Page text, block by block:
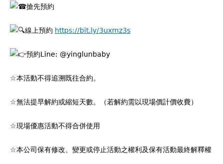
搶先預約
線上預約 https://bit.ly/3uxmz3s
預約Line: @yinglunbaby
☆本活動不得追溯既往合約。
☆無法提早解約或縮短天數。（若解約需以現場價計價收費）
☆現場優惠活動不得合併使用
☆本公司保有修改、變更或停止活動之權利及保有活動最終解釋權